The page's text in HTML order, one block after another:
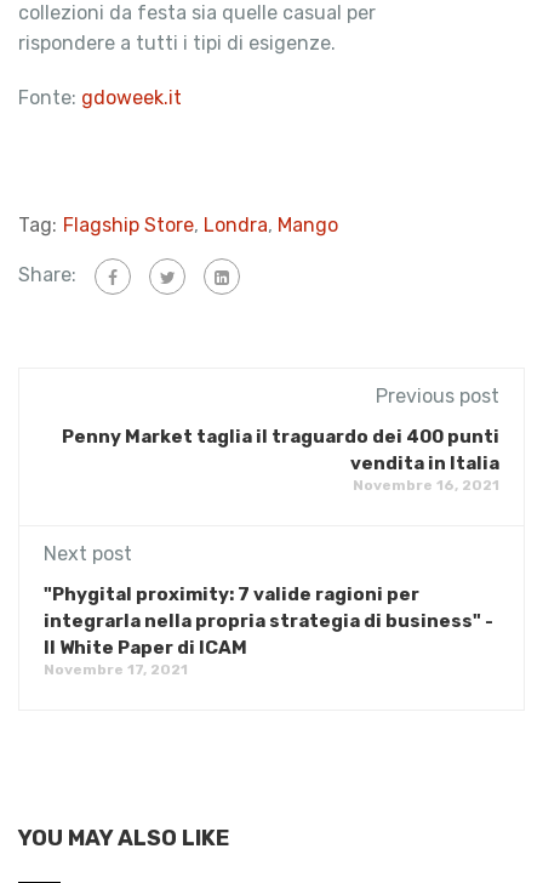
collezioni da festa sia quelle casual per
rispondere a tutti i tipi di esigenze.
Fonte: gdoweek.it
Tag: Flagship Store, Londra, Mango
Share:
Previous post
Penny Market taglia il traguardo dei 400 punti
vendita in Italia
Novembre 16, 2021
Next post
"Phygital proximity: 7 valide ragioni per
integrarla nella propria strategia di business" -
Il White Paper di ICAM
Novembre 17, 2021
YOU MAY ALSO LIKE